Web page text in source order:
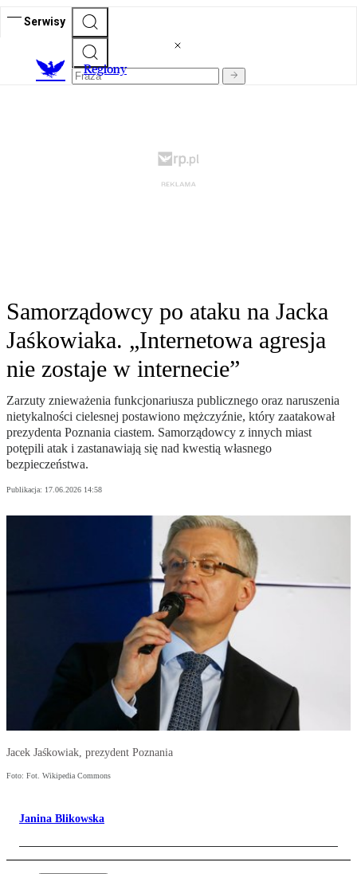
Serwisy
Regiony
Samorządowcy po ataku na Jacka
Jaśkowiaka. „Internetowa agresja
nie zostaje w internecie”
Zarzuty znieważenia funkcjonariusza publicznego oraz naruszenia
nietykalności cielesnej postawiono mężczyźnie, który zaatakował
prezydenta Poznania ciastem. Samorządowcy z innych miast
potępili atak i zastanawiają się nad kwestią własnego
bezpieczeństwa.
Publikacja: 17.06.2026 14:58
Jacek Jaśkowiak, prezydent Poznania
Foto: Fot. Wikipedia Commons
Janina Blikowska